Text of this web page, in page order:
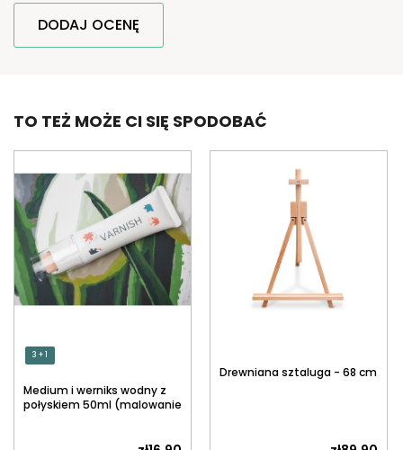
DODAJ OCENĘ
TO TEŻ MOŻE CI SIĘ SPODOBAĆ
3 + 1
Medium i werniks wodny z
połyskiem 50ml (malowanie
Drewniana sztaluga - 68 cm